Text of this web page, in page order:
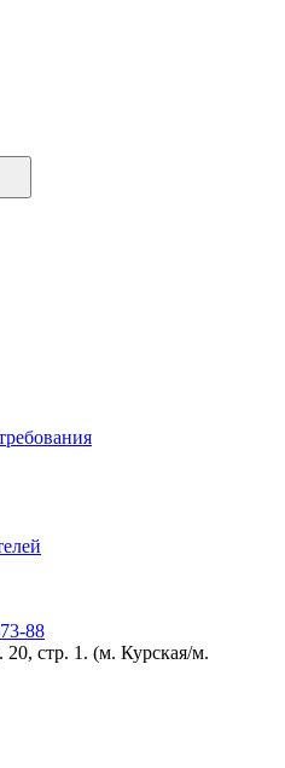
88
стр. 1. (м. Курская/м.